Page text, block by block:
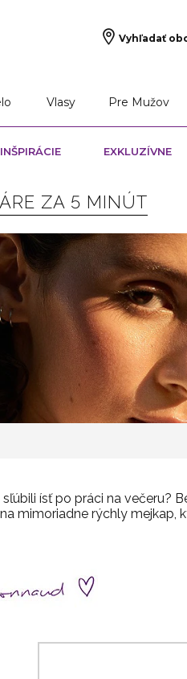
Vyhľadať
Vlasy Pre Mužov
INŠPIRÁCIE EXKLUZÍVNE
ZA 5 MINÚT
ísť po práci na večeru?
mimoriadne rýchly mejkap,